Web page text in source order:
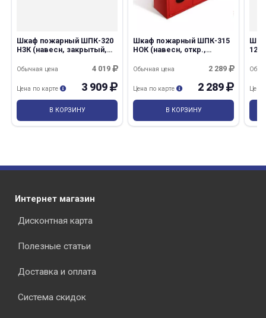
Шкаф пожарный ШПК-320
НЗК (навесн, закрытый,
4 019
Обычная цена
3 909
Цена по карте
В КОРЗИНУ
Шкаф пожарный ШПК-315
НОК (навесн, откр.,
2 289
Обычная цена
2 289
Цена по карте
В КОРЗИНУ
Цена
Интернет магазин
Дисконтная карта
Полезные статьи
Доставка и оплата
Система скидок